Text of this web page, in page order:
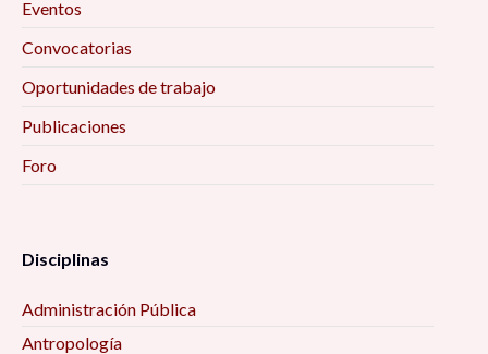
Eventos
Convocatorias
Oportunidades de trabajo
Publicaciones
Foro
Disciplinas
Administración Pública
Antropología